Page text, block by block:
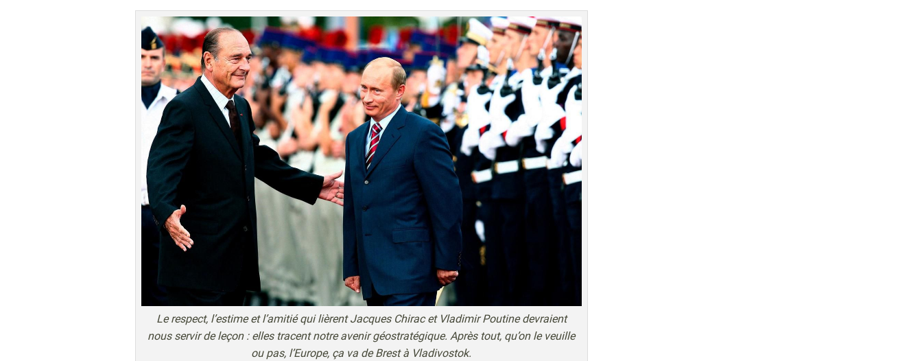
Le respect, l’estime et l’amitié qui lièrent Jacques Chirac et Vladimir Poutine devraient
nous servir de leçon : elles tracent notre avenir géostratégique. Après tout, qu’on le veuille
ou pas, l’Europe, ça va de Brest à Vladivostok.